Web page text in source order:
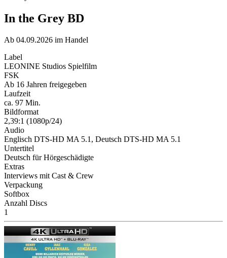
In the Grey BD
Ab 04.09.2026 im Handel
Label
LEONINE Studios Spielfilm
FSK
Ab 16 Jahren freigegeben
Laufzeit
ca. 97 Min.
Bildformat
2,39:1 (1080p/24)
Audio
Englisch DTS-HD MA 5.1, Deutsch DTS-HD MA 5.1
Untertitel
Deutsch für Hörgeschädigte
Extras
Interviews mit Cast & Crew
Verpackung
Softbox
Anzahl Discs
1